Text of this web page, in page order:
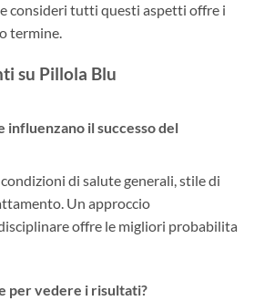
consideri tutti questi aspetti offre i
termine.
su Pillola Blu
influenzano il successo del
di salute generali, stile di
Un approccio
offre le migliori probabilita
per vedere i risultati?